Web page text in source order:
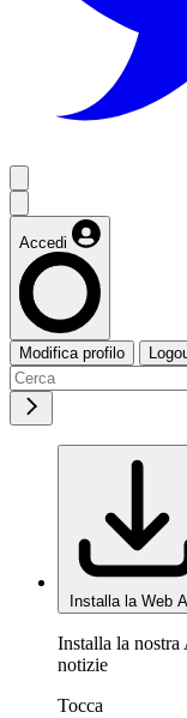
Accedi
Modifica profilo
Installa la Web
Installa la nostra
notizie
Tocca